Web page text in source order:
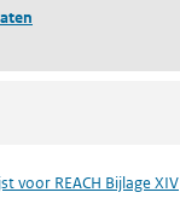
voor REACH Bijlage XIV